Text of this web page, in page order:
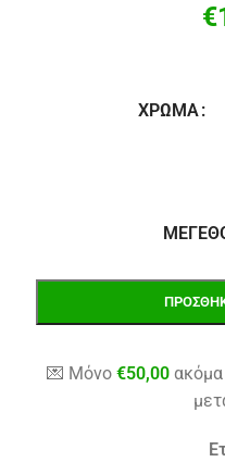
€
ΧΡΏΜΑ
💌 Μόνο€50,00